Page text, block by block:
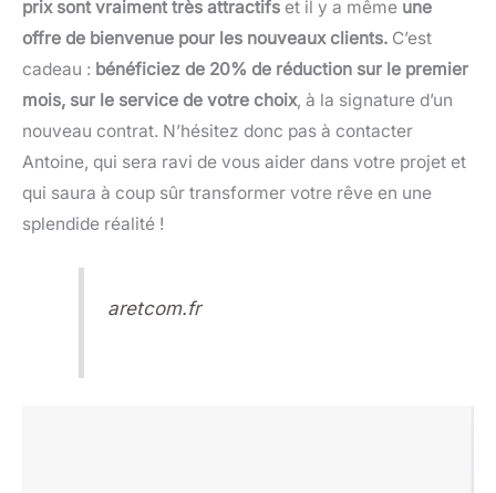
prix sont vraiment très attractifs et il y a même une
offre de bienvenue pour les nouveaux clients. C’est
cadeau : bénéficiez de 20% de réduction sur le premier
mois, sur le service de votre choix, à la signature d’un
nouveau contrat. N’hésitez donc pas à contacter
Antoine, qui sera ravi de vous aider dans votre projet et
qui saura à coup sûr transformer votre rêve en une
splendide réalité !
aretcom.fr